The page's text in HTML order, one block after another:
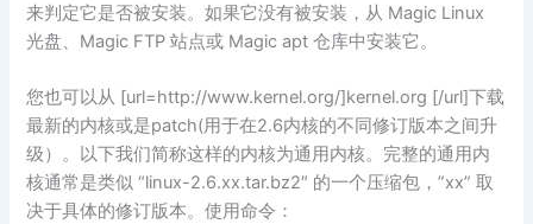
来判定它是否被安装。如果它没有被安装，从 Magic Linux
光盘、Magic FTP 站点或 Magic apt 仓库中安装它。
您也可以从 [url=http://www.kernel.org/]kernel.org [/url]下载
最新的内核或是patch(用于在2.6内核的不同修订版本之间升
级）。以下我们简称这样的内核为通用内核。完整的通用内
核通常是类似 “linux-2.6.xx.tar.bz2″ 的一个压缩包，”xx” 取
决于具体的修订版本。使用命令：